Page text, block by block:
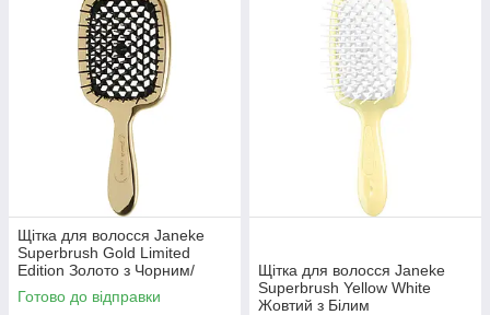
Щітка для волосся Janeke
Superbrush Gold Limited
Edition Золото з Чорним/
Коричневим
Готово до відправки
Щітка для волосся Janeke
Superbrush Yellow White
Жовтий з Білим